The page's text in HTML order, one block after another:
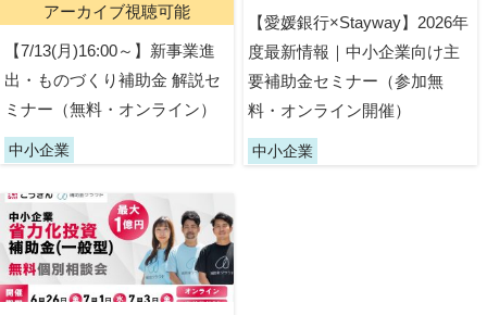
アーカイブ視聴可能
【7/13(月)16:00～】新事業進
出・ものづくり補助金 解説セ
ミナー（無料・オンライン）
中小企業
【愛媛銀行×Stayway】2026年
度最新情報｜中小企業向け主
要補助金セミナー（参加無
料・オンライン開催）
中小企業